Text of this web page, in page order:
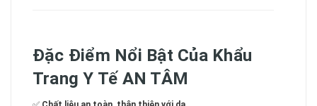
Đặc Điểm Nổi Bật Của Khẩu
Trang Y Tế AN TÂM